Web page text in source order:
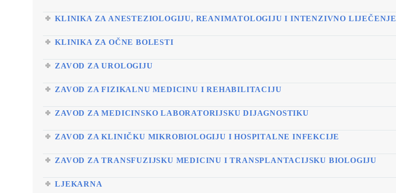
KLINIKA ZA ANESTEZIOLOGIJU, REANIMATOLOGIJU I INTENZIVNO LIJEČENJE
KLINIKA ZA OČNE BOLESTI
ZAVOD ZA UROLOGIJU
ZAVOD ZA FIZIKALNU MEDICINU I REHABILITACIJU
ZAVOD ZA MEDICINSKO LABORATORIJSKU DIJAGNOSTIKU
ZAVOD ZA KLINIČKU MIKROBIOLOGIJU I HOSPITALNE INFEKCIJE
ZAVOD ZA TRANSFUZIJSKU MEDICINU I TRANSPLANTACIJSKU BIOLOGIJU
LJEKARNA